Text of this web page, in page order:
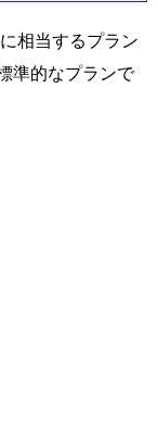
相当するプラン
準的なプランで